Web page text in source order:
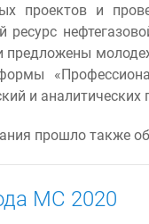
проектов и
ресурс
предложены
и
прошло также
МС 2020